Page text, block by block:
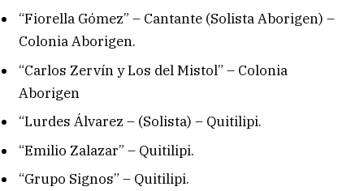
“Fiorella Gómez” – Cantante (Solista Aborigen) –
Colonia Aborigen.
“Carlos Zervín y Los del Mistol” – Colonia
Aborigen
“Lurdes Álvarez – (Solista) – Quitilipi.
“Emilio Zalazar” – Quitilipi.
“Grupo Signos” – Quitilipi.